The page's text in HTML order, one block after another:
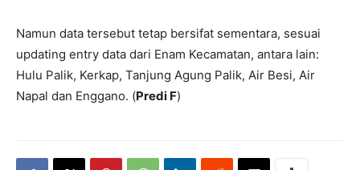
Namun data tersebut tetap bersifat sementara, sesuai
updating entry data dari Enam Kecamatan, antara lain:
Hulu Palik, Kerkap, Tanjung Agung Palik, Air Besi, Air
Napal dan Enggano. (Predi F)